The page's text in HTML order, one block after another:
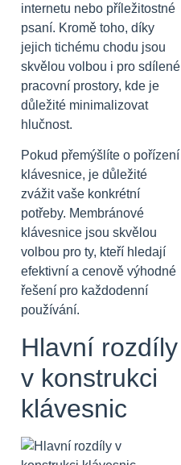
internetu nebo příležitostné
psaní. Kromě toho, díky
jejich tichému chodu jsou
skvělou volbou i pro sdílené
pracovní prostory, kde je
důležité minimalizovat
hlučnost.
Pokud přemýšlíte o pořízení
klávesnice, je důležité
zvážit vaše konkrétní
potřeby. Membránové
klávesnice jsou skvělou
volbou pro ty, kteří hledají
efektivní a cenově výhodné
řešení pro každodenní
používání.
Hlavní rozdíly
v konstrukci
klávesnic